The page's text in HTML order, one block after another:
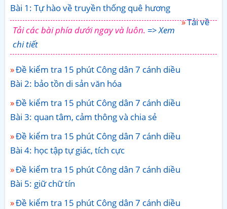
Bài 1: Tự hào về truyền thống quê hương
Tải về
Tải các bài phía dưới ngay và luôn. => Xem
chi tiết
Đề kiểm tra 15 phút Công dân 7 cánh diều
Bài 2: bảo tồn di sản văn hóa
Đề kiểm tra 15 phút Công dân 7 cánh diều
Bài 3: quan tâm, cảm thông và chia sẻ
Đề kiểm tra 15 phút Công dân 7 cánh diều
Bài 4: học tập tự giác, tích cực
Đề kiểm tra 15 phút Công dân 7 cánh diều
Bài 5: giữ chữ tín
Đề kiểm tra 15 phút Công dân 7 cánh diều